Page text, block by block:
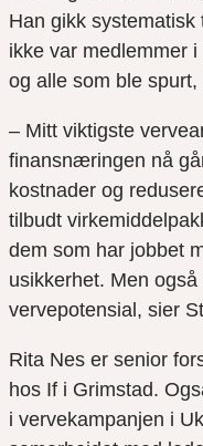
Han gikk
ikke var medlemmer
og alle som ble
– Mitt viktigste
finansnæringen nå
kostnader og
tilbudt
dem som har jobbet
usikkerhet. Men
vervepotensial, sier
Rita Nes er senior
hos If i Grimstad.
i vervekampanjen i